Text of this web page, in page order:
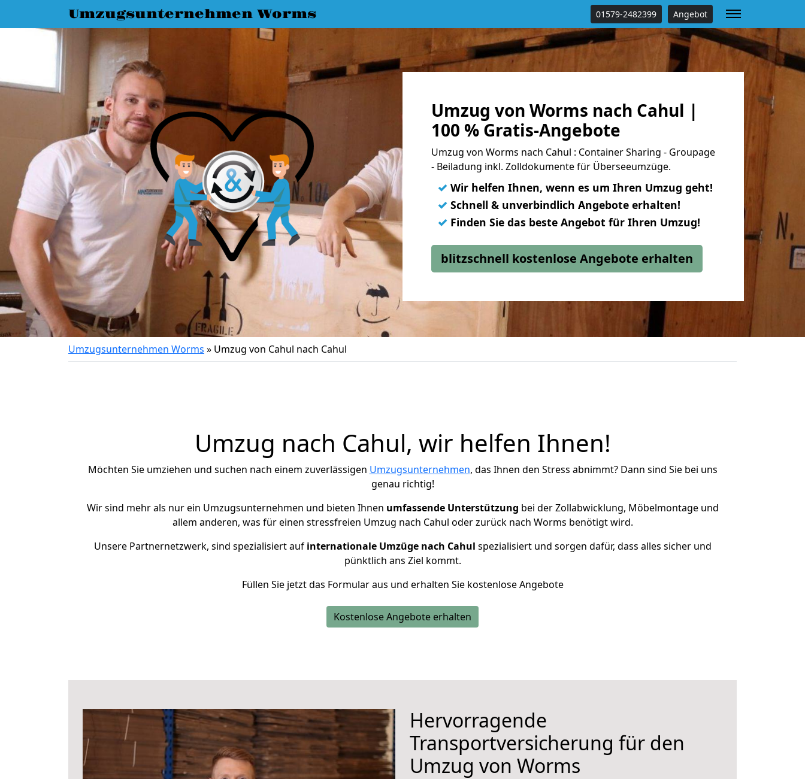
Umzugsunternehmen Worms 01579-2482399 Angebot
Umzug von Worms nach Cahul |
100 % Gratis-Angebote
Umzug von Worms nach Cahul : Container Sharing - Groupage
- Beiladung inkl. Zolldokumente für Überseeumzüge.
✓ Wir helfen Ihnen, wenn es um Ihren Umzug geht!
✓ Schnell & unverbindlich Angebote erhalten!
✓ Finden Sie das beste Angebot für Ihren Umzug!
blitzschnell kostenlose Angebote erhalten
Umzugsunternehmen Worms » Umzug von Cahul nach Cahul
Umzug nach Cahul, wir helfen Ihnen!
Möchten Sie umziehen und suchen nach einem zuverlässigen Umzugsunternehmen, das Ihnen den Stress abnimmt? Dann sind Sie bei uns
genau richtig!
Wir sind mehr als nur ein Umzugsunternehmen und bieten Ihnen umfassende Unterstützung bei der Zollabwicklung, Möbelmontage und
allem anderen, was für einen stressfreien Umzug nach Cahul oder zurück nach Worms benötigt wird.
Unsere Partnernetzwerk, sind spezialisiert auf internationale Umzüge nach Cahul spezialisiert und sorgen dafür, dass alles sicher und
pünktlich ans Ziel kommt.
Füllen Sie jetzt das Formular aus und erhalten Sie kostenlose Angebote
Kostenlose Angebote erhalten
Hervorragende
Transportversicherung für den
Umzug von Worms